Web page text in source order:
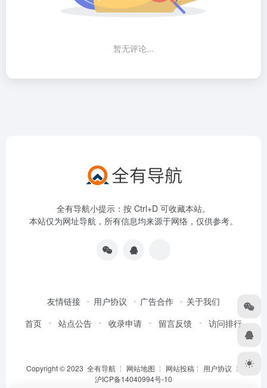
暂无评论...
全有导航小提示：按 Ctrl+D 可收藏本站。
本站仅为网址导航，所有信息均来源于网络，仅供参考。
友情链接 用户协议 广告合作
关于我们
首页
站点公告 收录申请 留言反馈 访问排行
Copyright © 2023 全有导航 ╎ 网站地图 ╎ 网站投稿 ╎ 用户协议 ╎
沪ICP备14040994号-10